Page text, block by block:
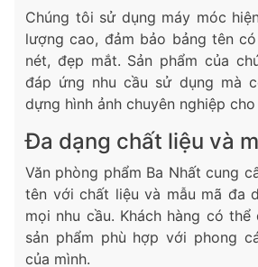
Chúng tôi sử dụng máy móc
lượng cao, đảm bảo bảng tên
nét, đẹp mắt. Sản phẩm của
đáp ứng nhu cầu sử dụng mà
dựng hình ảnh chuyên nghiệp
Đa dạng chất liệu và
Văn phòng phẩm Ba Nhất cung
tên với chất liệu và mẫu mã đa
mọi nhu cầu. Khách hàng có
sản phẩm phù hợp với phong
của mình.